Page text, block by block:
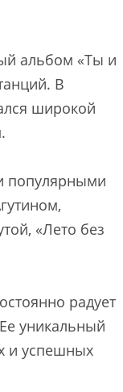
альбом «Ты и
В
широкой
популярными
«Лето без
радует
уникальный
и успешных